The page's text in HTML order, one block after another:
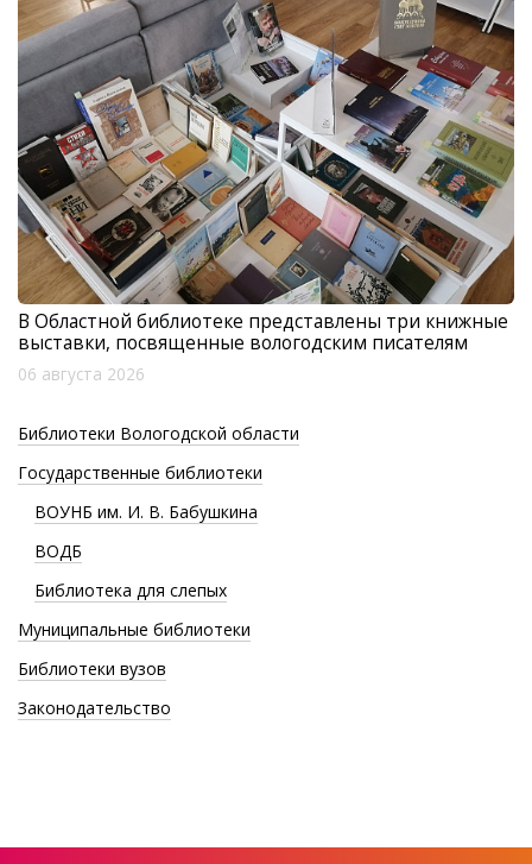
В Областной библиотеке представлены три книжные
выставки, посвященные вологодским писателям
06 августа 2026
Библиотеки Вологодской области
Государственные библиотеки
ВОУНБ им. И. В. Бабушкина
ВОДБ
Библиотека для слепых
Муниципальные библиотеки
Библиотеки вузов
Законодательство